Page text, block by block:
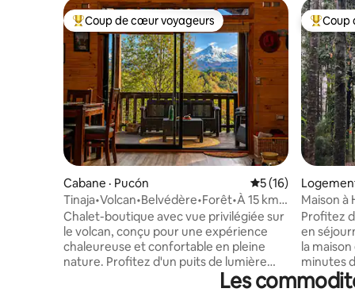
Coup de cœur voyageurs parmi les plus aimés
Coup de cœur voyageurs
Cabane · Pucón Note moyenne de
5 (16)
Tinaja•Volcan•Belvédère•Forêt•À 15 km
de Pucón.
Chalet-boutique avec vue privilégiée sur
le volcan, conçu pour une expérience
chaleureuse et confortable en pleine
nature. Profitez d'un puits de lumière
lumineux, d'une grande terrasse
couverte, d'une cheminée et de la
Coup
Coup
Maison à
central
Profitez
en
la
minutes
car les
Les